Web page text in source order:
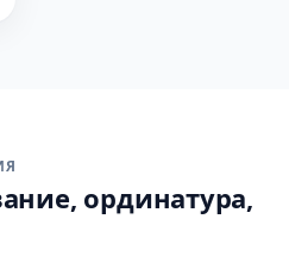
ординатура,